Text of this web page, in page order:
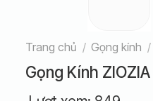
Trang chủ / Gọng kính /
Gọng Kính